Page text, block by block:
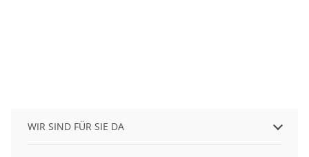
WIR SIND FÜR SIE DA